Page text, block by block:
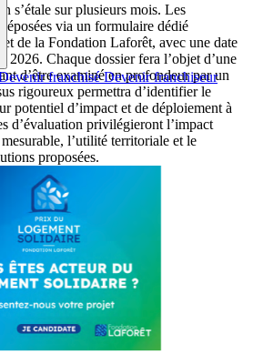
franchisé Devenir franchiseur
s’étale sur plusieurs mois. Les
via un formulaire dédié
de la Fondation Laforêt, avec une date
2026. Chaque dossier fera l’objet d’une
d’être examiné en profondeur par un
rigoureux permettra d’identifier le
potentiel d’impact et de déploiement à
d’évaluation privilégieront l’impact
l’utilité territoriale et le
proposées.